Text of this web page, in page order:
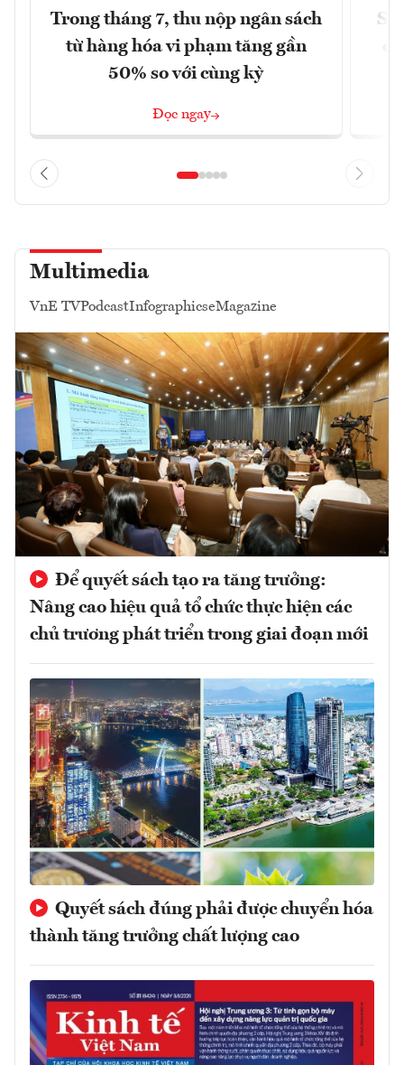
Trong tháng 7, thu nộp ngân sách
từ hàng hóa vi phạm tăng gần
50% so với cùng kỳ
Đọc ngay
Multimedia
VnE TVPodcastInfographicseMagazine
Để quyết sách tạo ra tăng trưởng:
Nâng cao hiệu quả tổ chức thực hiện các
chủ trương phát triển trong giai đoạn mới
Quyết sách đúng phải được chuyển hóa
thành tăng trưởng chất lượng cao